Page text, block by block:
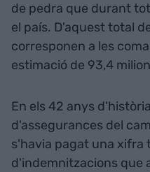
de pedra que durant
el país. D'aquest total
corresponen a les
estimació de 93,4
En els 42 anys
d'assegurances del
s'havia pagat una xifra
d'indemnitzacions que